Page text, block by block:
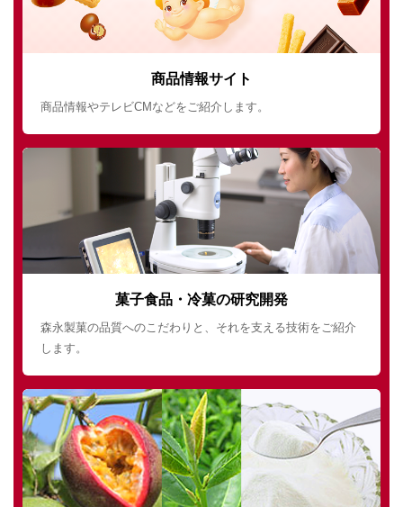
商品情報サイト
商品情報やテレビCMなどをご紹介します。
菓子食品・冷菓の研究開発
森永製菓の品質へのこだわりと、それを支える技術をご紹介
します。